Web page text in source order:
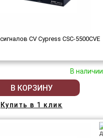
CV Cypress CSC-5500CVE
В наличии
В КОРЗИНУ
Купить в 1 клик